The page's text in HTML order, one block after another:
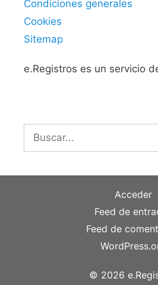
Condiciones generales
Cookies
Sitemap
e.Registros es un servicio
Acceder
Feed de
Feed de
© 2026